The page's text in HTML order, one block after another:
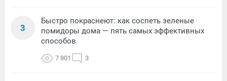
3
Быстро покраснеют: как соспеть зеленые
помидоры дома — пять самых эффективных
способов
7 801 3